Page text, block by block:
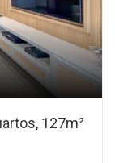
127m²